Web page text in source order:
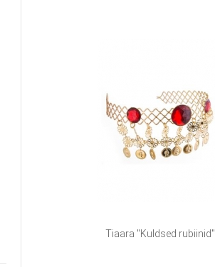
Tiaara "Kuldsed rubiinid"